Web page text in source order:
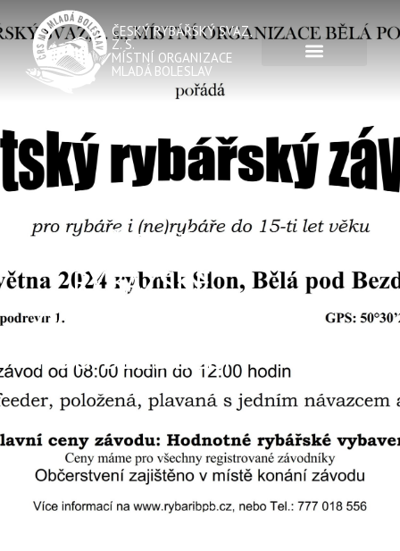
ČESKÝ RYBÁŘSKÝ SVAZ,
Z. S.
MÍSTNÍ ORGANIZACE
MLADÁ BOLESLAV
DĚTSKÉ
RYBÁŽSKÉ
ZVODY MO BĚLÁ
POD BEZDĚZEM